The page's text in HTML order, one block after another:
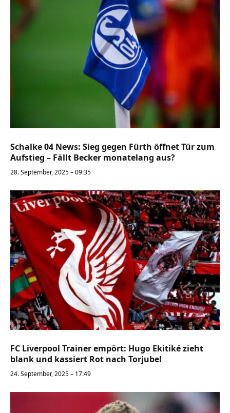
Schalke 04 News: Sieg gegen Fürth öffnet Tür zum
Aufstieg – Fällt Becker monatelang aus?
28. September, 2025 – 09:35
FC Liverpool Trainer empört: Hugo Ekitiké zieht
blank und kassiert Rot nach Torjubel
24. September, 2025 – 17:49